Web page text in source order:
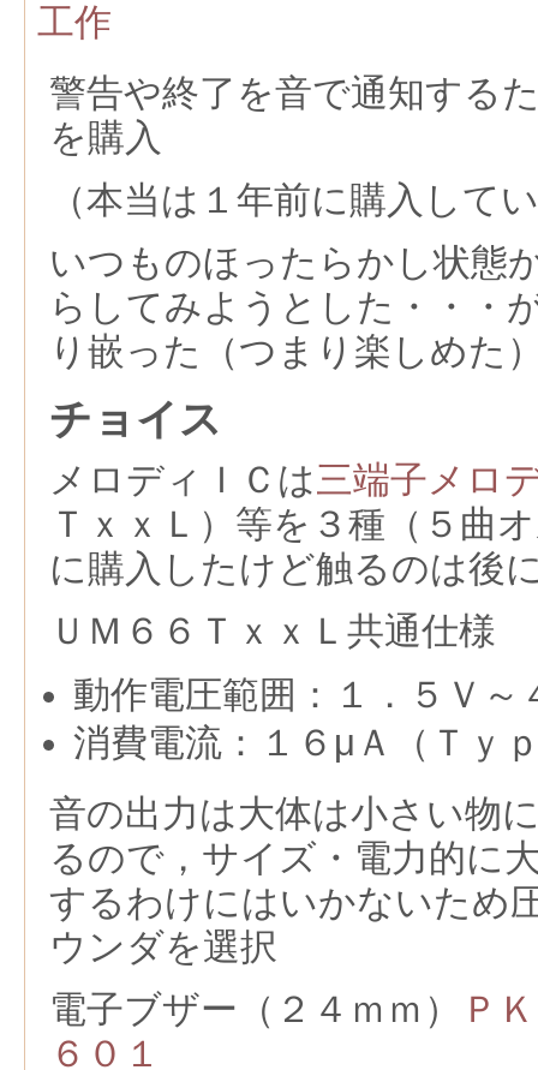
工作
警告や終了を音で通知する
を購入
（本当は１年前に購入して
いつものほったらかし状態
らしてみようとした・・・
り嵌った（つまり楽しめた
チョイス
メロディＩＣは三端子メロ
ＴｘｘＬ）等を３種（５曲
に購入したけど触るのは後
ＵＭ６６ＴｘｘＬ共通仕様
動作電圧範囲：１．５Ｖ～
消費電流：１６μＡ（Ｔｙ
音の出力は大体は小さい物
るので，サイズ・電力的に
するわけにはいかないため
ウンダを選択
電子ブザー（２４ｍｍ）
Ｐ
６０１